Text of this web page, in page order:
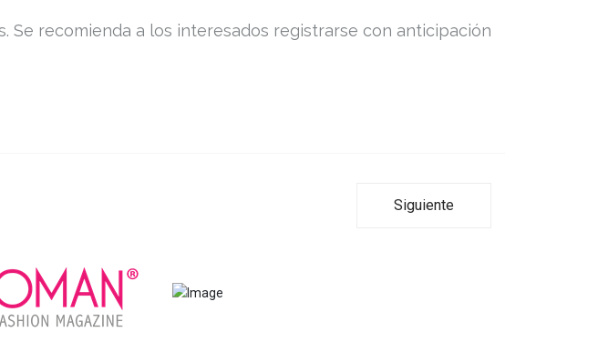
Se recomienda a los interesados registrarse con anticipación
Siguiente